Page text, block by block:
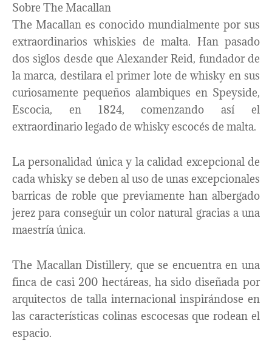
Sobre The Macallan
The Macallan es conocido mundialmente por sus
extraordinarios whiskies de malta. Han pasado
dos siglos desde que Alexander Reid, fundador de
la marca, destilara el primer lote de whisky en sus
curiosamente pequeños alambiques en Speyside,
Escocia, en 1824, comenzando así el
extraordinario legado de whisky escocés de malta.
La personalidad única y la calidad excepcional de
cada whisky se deben al uso de unas excepcionales
barricas de roble que previamente han albergado
jerez para conseguir un color natural gracias a una
maestría única.
The Macallan Distillery, que se encuentra en una
finca de casi 200 hectáreas, ha sido diseñada por
arquitectos de talla internacional inspirándose en
las características colinas escocesas que rodean el
espacio.